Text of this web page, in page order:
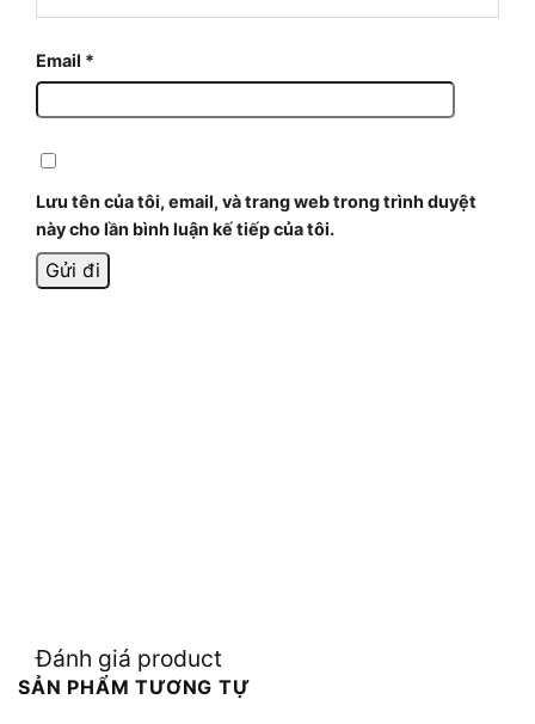
Email *
Lưu tên của tôi, email, và trang web trong trình duyệt
này cho lần bình luận kế tiếp của tôi.
Đánh giá product
SẢN PHẨM TƯƠNG TỰ